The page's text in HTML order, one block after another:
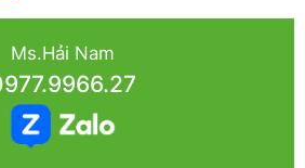
Ms.Hải Nam